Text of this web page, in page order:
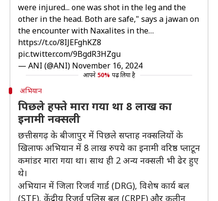
were injured... one was shot in the leg and the
other in the head. Both are safe," says a jawan on
the encounter with Naxalites in the…
https://t.co/8IJEFghKZ8
pic.twitter.com/9BgdR3HZgu
— ANI (@ANI) November 16, 2024
आपने 50% पढ़ लिया है
अभियान
पिछले हफ्ते मारा गया था 8 लाख का
इनामी नक्सली
छत्तीसगढ़ के बीजापुर में पिछले सप्ताह नक्सलियों के
खिलाफ अभियान में 8 लाख रुपये का इनामी वरिष्ठ प्लाटून
कमांडर मारा गया था। साथ ही 2 अन्य नक्सली भी ढेर हुए
थे।
अभियान में जिला रिजर्व गार्ड (DRG), विशेष कार्य बल
(STF), केंद्रीय रिजर्व पुलिस बल (CRPF) और कुलीन